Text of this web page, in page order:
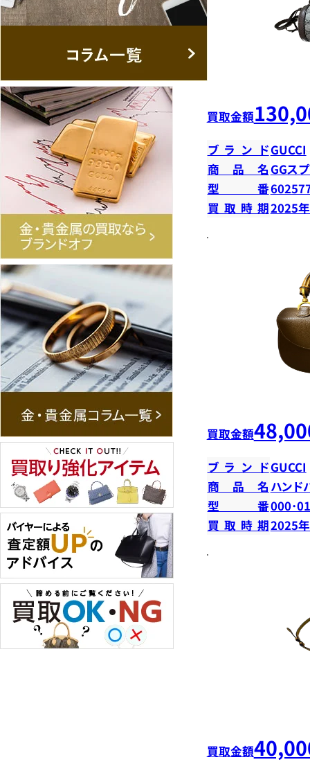
買取金額
ブランドGUCCI
商品名 GGス
型番
買取時期2025
買取金額
ブランドGUCCI
商品名 ハンド
型番000･
買取時期2025
買取金額